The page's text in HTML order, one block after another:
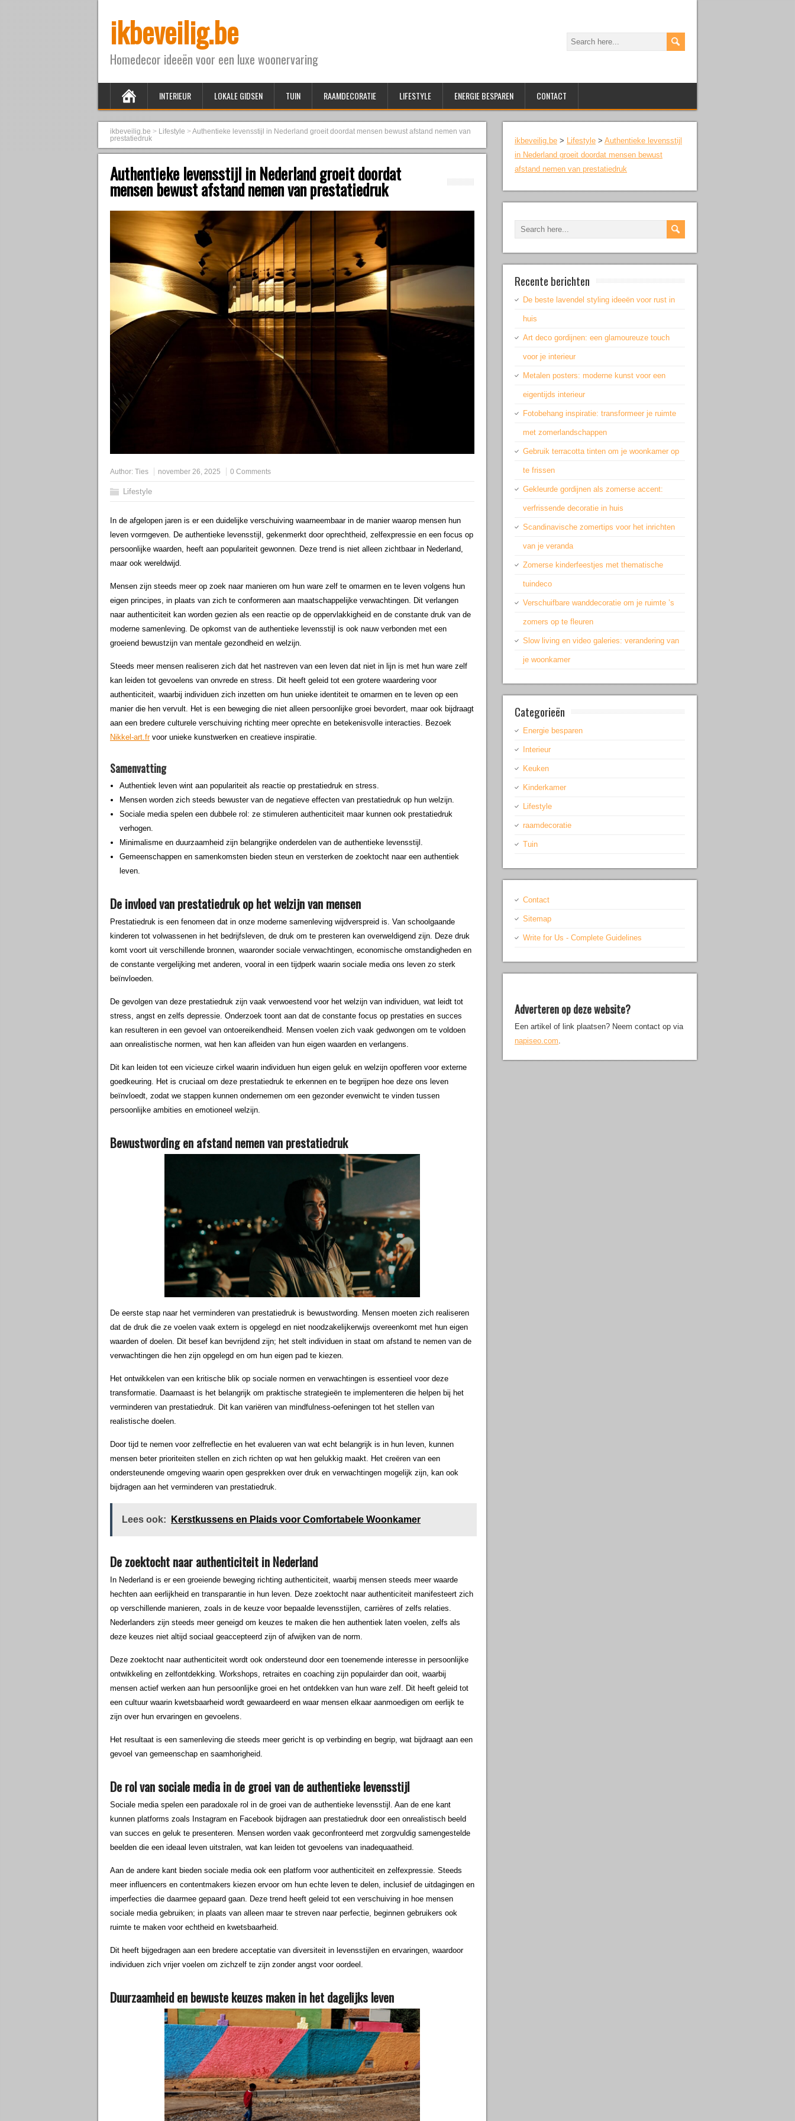
ikbeveilig.be
Homedecor ideeën voor een luxe woonervaring
INTERIEUR LOKALE GIDSEN TUIN RAAMDECORATIE LIFESTYLE ENERGIE BESPAREN CONTACT
ikbeveilig.be > Lifestyle >Authentieke levensstijl in Nederland groeit doordat mensen bewust afstand nemen van
prestatiedruk
Authentieke levensstijl in Nederland groeit doordat
mensen bewust afstand nemen van prestatiedruk
Author: Ties november 26, 2025 0 Comments
Lifestyle
In de afgelopen jaren is er een duidelijke verschuiving waarneembaar in de manier waarop mensen hun
leven vormgeven. De authentieke levensstijl, gekenmerkt door oprechtheid, zelfexpressie en een focus op
persoonlijke waarden, heeft aan populariteit gewonnen. Deze trend is niet alleen zichtbaar in Nederland,
maar ook wereldwijd.
Mensen zijn steeds meer op zoek naar manieren om hun ware zelf te omarmen en te leven volgens hun
eigen principes, in plaats van zich te conformeren aan maatschappelijke verwachtingen. Dit verlangen
naar authenticiteit kan worden gezien als een reactie op de oppervlakkigheid en de constante druk van de
moderne samenleving. De opkomst van de authentieke levensstijl is ook nauw verbonden met een
groeiend bewustzijn van mentale gezondheid en welzijn.
Steeds meer mensen realiseren zich dat het nastreven van een leven dat niet in lijn is met hun ware zelf
kan leiden tot gevoelens van onvrede en stress. Dit heeft geleid tot een grotere waardering voor
authenticiteit, waarbij individuen zich inzetten om hun unieke identiteit te omarmen en te leven op een
manier die hen vervult. Het is een beweging die niet alleen persoonlijke groei bevordert, maar ook bijdraagt
aan een bredere culturele verschuiving richting meer oprechte en betekenisvolle interacties. Bezoek
Nikkel-art.frvoor unieke kunstwerken en creatieve inspiratie.
Samenvatting
Authentiek leven wint aan populariteit als reactie op prestatiedruk en stress.
Mensen worden zich steeds bewuster van de negatieve effecten van prestatiedruk op hun welzijn.
Sociale media spelen een dubbele rol: ze stimuleren authenticiteit maar kunnen ook prestatiedruk
verhogen.
Minimalisme en duurzaamheid zijn belangrijke onderdelen van de authentieke levensstijl.
Gemeenschappen en samenkomsten bieden steun en versterken de zoektocht naar een authentiek
leven.
De invloed van prestatiedruk op het welzijn van mensen
Prestatiedruk is een fenomeen dat in onze moderne samenleving wijdverspreid is. Van schoolgaande
kinderen tot volwassenen in het bedrijfsleven, de druk om te presteren kan overweldigend zijn. Deze druk
komt voort uit verschillende bronnen, waaronder sociale verwachtingen, economische omstandigheden en
de constante vergelijking met anderen, vooral in een tijdperk waarin sociale media ons leven zo sterk
beïnvloeden.
De gevolgen van deze prestatiedruk zijn vaak verwoestend voor het welzijn van individuen, wat leidt tot
stress, angst en zelfs depressie. Onderzoek toont aan dat de constante focus op prestaties en succes
kan resulteren in een gevoel van ontoereikendheid. Mensen voelen zich vaak gedwongen om te voldoen
aan onrealistische normen, wat hen kan afleiden van hun eigen waarden en verlangens.
Dit kan leiden tot een vicieuze cirkel waarin individuen hun eigen geluk en welzijn opofferen voor externe
goedkeuring. Het is cruciaal om deze prestatiedruk te erkennen en te begrijpen hoe deze ons leven
beïnvloedt, zodat we stappen kunnen ondernemen om een gezonder evenwicht te vinden tussen
persoonlijke ambities en emotioneel welzijn.
Bewustwording en afstand nemen van prestatiedruk
De eerste stap naar het verminderen van prestatiedruk is bewustwording. Mensen moeten zich realiseren
dat de druk die ze voelen vaak extern is opgelegd en niet noodzakelijkerwijs overeenkomt met hun eigen
waarden of doelen. Dit besef kan bevrijdend zijn; het stelt individuen in staat om afstand te nemen van de
verwachtingen die hen zijn opgelegd en om hun eigen pad te kiezen.
Het ontwikkelen van een kritische blik op sociale normen en verwachtingen is essentieel voor deze
transformatie. Daarnaast is het belangrijk om praktische strategieën te implementeren die helpen bij het
verminderen van prestatiedruk. Dit kan variëren van mindfulness-oefeningen tot het stellen van
realistische doelen.
Door tijd te nemen voor zelfreflectie en het evalueren van wat echt belangrijk is in hun leven, kunnen
mensen beter prioriteiten stellen en zich richten op wat hen gelukkig maakt. Het creëren van een
ondersteunende omgeving waarin open gesprekken over druk en verwachtingen mogelijk zijn, kan ook
bijdragen aan het verminderen van prestatiedruk.
Lees ook: Kerstkussens en Plaids voor Comfortabele Woonkamer
De zoektocht naar authenticiteit in Nederland
In Nederland is er een groeiende beweging richting authenticiteit, waarbij mensen steeds meer waarde
hechten aan eerlijkheid en transparantie in hun leven. Deze zoektocht naar authenticiteit manifesteert zich
op verschillende manieren, zoals in de keuze voor bepaalde levensstijlen, carrières of zelfs relaties.
Nederlanders zijn steeds meer geneigd om keuzes te maken die hen authentiek laten voelen, zelfs als
deze keuzes niet altijd sociaal geaccepteerd zijn of afwijken van de norm.
Deze zoektocht naar authenticiteit wordt ook ondersteund door een toenemende interesse in persoonlijke
ontwikkeling en zelfontdekking. Workshops, retraites en coaching zijn populairder dan ooit, waarbij
mensen actief werken aan hun persoonlijke groei en het ontdekken van hun ware zelf. Dit heeft geleid tot
een cultuur waarin kwetsbaarheid wordt gewaardeerd en waar mensen elkaar aanmoedigen om eerlijk te
zijn over hun ervaringen en gevoelens.
Het resultaat is een samenleving die steeds meer gericht is op verbinding en begrip, wat bijdraagt aan een
gevoel van gemeenschap en saamhorigheid.
De rol van sociale media in de groei van de authentieke levensstijl
Sociale media spelen een paradoxale rol in de groei van de authentieke levensstijl. Aan de ene kant
kunnen platforms zoals Instagram en Facebook bijdragen aan prestatiedruk door een onrealistisch beeld
van succes en geluk te presenteren. Mensen worden vaak geconfronteerd met zorgvuldig samengestelde
beelden die een ideaal leven uitstralen, wat kan leiden tot gevoelens van inadequaatheid.
Aan de andere kant bieden sociale media ook een platform voor authenticiteit en zelfexpressie. Steeds
meer influencers en contentmakers kiezen ervoor om hun echte leven te delen, inclusief de uitdagingen en
imperfecties die daarmee gepaard gaan. Deze trend heeft geleid tot een verschuiving in hoe mensen
sociale media gebruiken; in plaats van alleen maar te streven naar perfectie, beginnen gebruikers ook
ruimte te maken voor echtheid en kwetsbaarheid.
Dit heeft bijgedragen aan een bredere acceptatie van diversiteit in levensstijlen en ervaringen, waardoor
individuen zich vrijer voelen om zichzelf te zijn zonder angst voor oordeel.
Duurzaamheid en bewuste keuzes maken in het dagelijks leven
ikbeveilig.be > Lifestyle > Authentieke levensstijl
in Nederland groeit doordat mensen bewust
afstand nemen van prestatiedruk
Recente berichten
De beste lavendel styling ideeën voor rust in
huis
Art deco gordijnen: een glamoureuze touch
voor je interieur
Metalen posters: moderne kunst voor een
eigentijds interieur
Fotobehang inspiratie: transformeer je ruimte
met zomerlandschappen
Gebruik terracotta tinten om je woonkamer op
te frissen
Gekleurde gordijnen als zomerse accent:
verfrissende decoratie in huis
Scandinavische zomertips voor het inrichten
van je veranda
Zomerse kinderfeestjes met thematische
tuindeco
Verschuifbare wanddecoratie om je ruimte ’s
zomers op te fleuren
Slow living en video galeries: verandering van
je woonkamer
Categorieën
Energie besparen
Interieur
Keuken
Kinderkamer
Lifestyle
raamdecoratie
Tuin
Contact
Sitemap
Write for Us - Complete Guidelines
Adverteren op deze website?
Een artikel of link plaatsen? Neem contact op via
napiseo.com.